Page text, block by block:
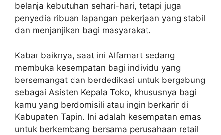
belanja kebutuhan sehari-hari, tetapi juga
penyedia ribuan lapangan pekerjaan yang stabil
dan menjanjikan bagi masyarakat.
Kabar baiknya, saat ini Alfamart sedang
membuka kesempatan bagi individu yang
bersemangat dan berdedikasi untuk bergabung
sebagai Asisten Kepala Toko, khususnya bagi
kamu yang berdomisili atau ingin berkarir di
Kabupaten Tapin. Ini adalah kesempatan emas
untuk berkembang bersama perusahaan retail